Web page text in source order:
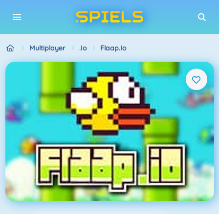
Multiplayer .io Flaap.io